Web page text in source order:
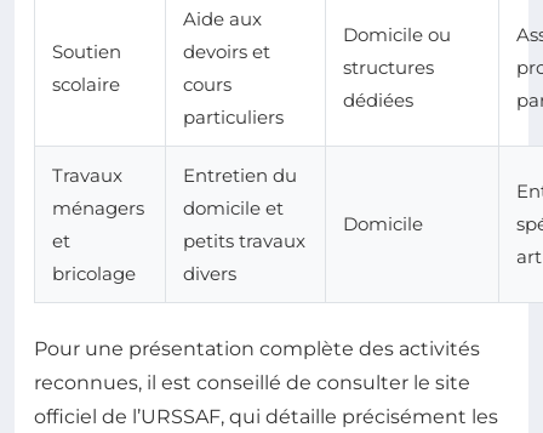
Soutien
scolaire
Aide aux
devoirs et
cours
particuliers
Domicile ou
structures
dédiées
Travaux
ménagers
et
bricolage
Entretien du
domicile et
petits travaux
divers
Domicile
Pour une présentation complète des activités
reconnues, il est conseillé de consulter le site
officiel de l’URSSAF, qui détaille précisément les